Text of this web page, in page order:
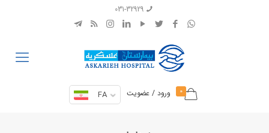
031-32929
0 ورود / عضویت FA